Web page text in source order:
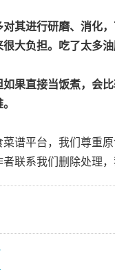
其进行研磨、消化
大负担。吃了太多
果直接当饭煮，会
菜谱平台，我们尊重
联系我们删除处理